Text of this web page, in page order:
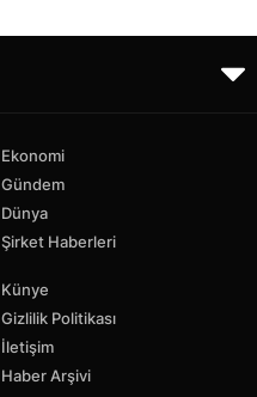
Ekonomi
Gündem
Dünya
Şirket Haberleri
Künye
Gizlilik Politikası
İletişim
Haber Arşivi